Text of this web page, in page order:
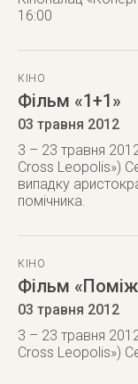
16:00
КІНО
Фільм «1+1»
03 травня 2012
3 – 23 травня
Cross Leopolis»)
випадку
помічника.
КІНО
Фільм
03 травня 2012
3 – 23 травня
Cross Leopolis»)